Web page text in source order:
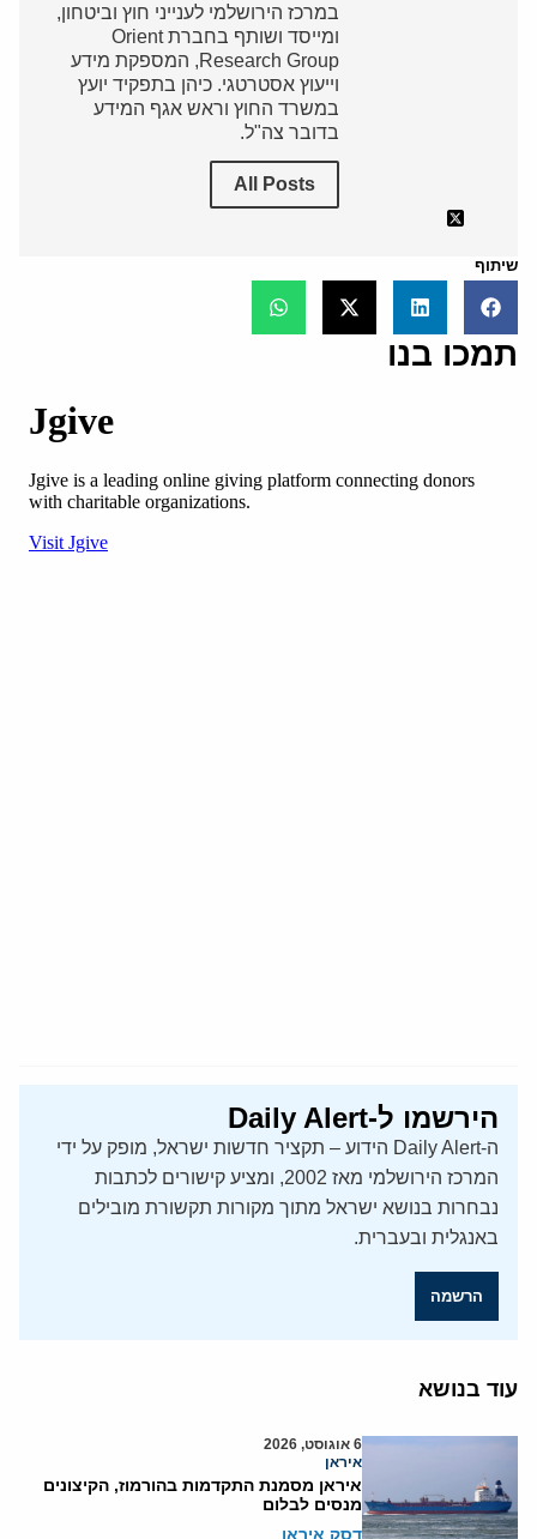
במרכז הירושלמי לענייני חוץ וביטחון,
ומייסד ושותף בחברת Orient
Research Group, המספקת מידע
וייעוץ אסטרטגי. כיהן בתפקיד יועץ
במשרד החוץ וראש אגף המידע
בדובר צה"ל.
All Posts
שיתוף
תמכו בנו
הירשמו ל-Daily Alert
ה-Daily Alert הידוע – תקציר חדשות ישראל, מופק על ידי
המרכז הירושלמי מאז 2002, ומציע קישורים לכתבות
נבחרות בנושא ישראל מתוך מקורות תקשורת מובילים
באנגלית ובעברית.
הרשמה
עוד בנושא
6 אוגוסט, 2026
איראן
איראן מסמנת התקדמות בהורמוז, הקיצונים
מנסים לבלום
דסק איראן